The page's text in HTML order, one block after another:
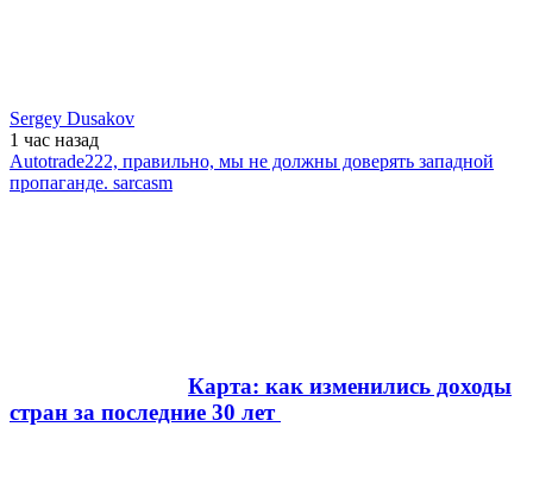
Sergey Dusakov
1 час назад
Autotrade222, правильно, мы не должны доверять западной
пропаганде. sarcasm
Карта: как изменились доходы
стран за последние 30 лет